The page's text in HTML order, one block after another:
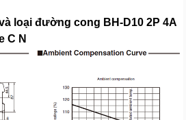
loại đường cong BH-D10 2P 4A
C N